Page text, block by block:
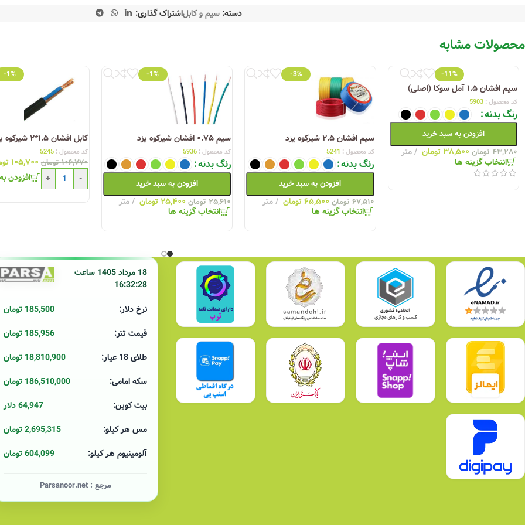
را بیابید و از کیفیت بالای آن‌ها اطمینان حاصل کنید. در پارسانور، نه تنها امکان مشاهده مشخصات فنی و قیمت محصولات وجود دارد، بلکه می‌توانید از
ببرید. این سایت با ارائه خدمات مشتری مناسب و تجربه خرید آسان، به شما این امکان را می‌دهد که با خیالی آسوده از محصولات سیم و کابل اعتماد البرز
دسته: سیم و کابلاشتراک گذاری:
محصولات مشابه
-11%
سیم افشان ۱.۵ آمل سوکا (اصلی)
کد محصول : 5903
رنگ بدنه
افزودن به سبد خرید
۴۳,۲۸۰ تومان ۳۸,۵۰۰ تومان متر
انتخاب گزینه ها
-3%
سیم افشان ۲.۵ شیرکوه یزد
کد محصول : 5241
رنگ بدنه
افزودن به سبد خرید
۶۷,۵۱۰ تومان ۶۵,۵۰۰تومان متر
انتخاب گزینه ها
-1%
سیم ۰.۷۵ افشان شیرکوه یزد
کد محصول : 5936
رنگ بدنه
افزودن به سبد خرید
۲۵,۶۱۰ تومان ۲۵,۴۰۰ تومان متر
انتخاب گزینه ها
-1%
کابل افشان ۱.۵*۲ شیرکوه یزد
کد محصول :5245
۱۰۶,۷۷۰ تومان ۱۰۵,۷۰۰
-
+ افزودن
18 مرداد 1405 ساعت
16:32:28
نرخ دلار:
185,500 تومان
قیمت تتر:
185,956 تومان
طلای 18 عیار:
18,810,900 تومان
سکه امامی:
186,510,000 تومان
بیت کوین:
64,947 دلار
مس هر کیلو:
2,695,315 تومان
آلومینیوم هر کیلو:
604,099 تومان
مرجع :Parsanoor.net